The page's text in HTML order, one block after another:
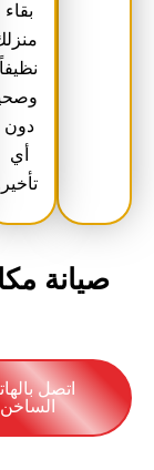
بقاء
منزلك
نظيفاً
وصحياً
دون
تأخير.
صيانة
اتصل بالهاتف
الساخن